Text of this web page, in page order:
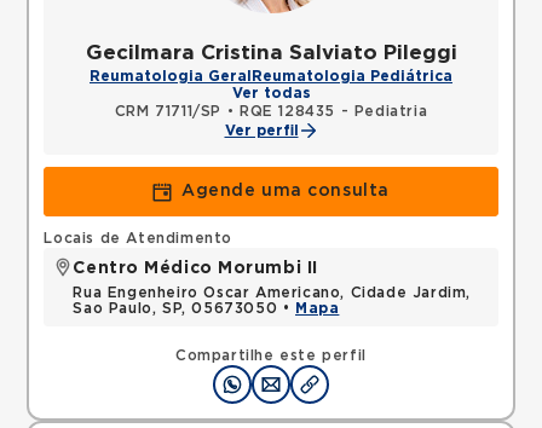
Gecilmara Cristina Salviato Pileggi
Reumatologia Geral Reumatologia Pediátrica
Ver todas
CRM 71711/SP
•
RQE 128435 - Pediatria
Ver perfil
Agende uma consulta
Compartilhe este perfil
Locais de Atendimento
Centro Médico Morumbi II
Rua Engenheiro Oscar Americano, Cidade Jardim,
Sao Paulo, SP, 05673050 •
Mapa